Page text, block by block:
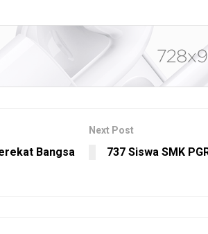
Bangsa
Next Post
737 Siswa SMK